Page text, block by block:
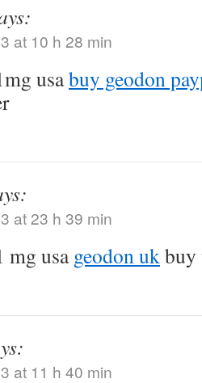
at 10 h 28 min
usabuy geodon
at 23 h 39 min
mg usageodon ukbuy
at 11 h 40 min